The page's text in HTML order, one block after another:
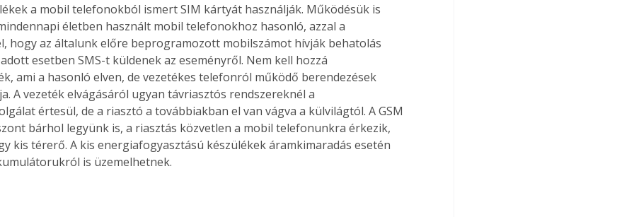
a mobil telefonokból ismert SIM kártyát használják. Működésük is
életben használt mobil telefonokhoz hasonló, azzal a
hogy az általunk előre beprogramozott mobilszámot hívják behatolás
esetben SMS-t küldenek az eseményről. Nem kell hozzá
ami a hasonló elven, de vezetékes telefonról működő berendezések
A vezeték elvágásáról ugyan távriasztós rendszereknél a
értesül, de a riasztó a továbbiakban el van vágva a külvilágtól. A GSM
bárhol legyünk is, a riasztás közvetlen a mobil telefonunkra érkezik,
kis térerő. A kis energiafogyasztású készülékek áramkimaradás esetén
is üzemelhetnek.